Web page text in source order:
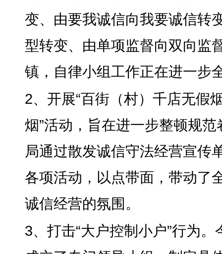
变、由要我诚信向我要诚信转
型转变、由单项监督向双向监
镇，自律小组工作正在进一步
2、开展“百街（村）千店无假
烟”活动，旨在进一步整顿规
局通过散发诚信守法经营宣传
各项活动，以点带面 ， 带动了
诚信经营的氛围。
3、打击“大户控制小户”行为。